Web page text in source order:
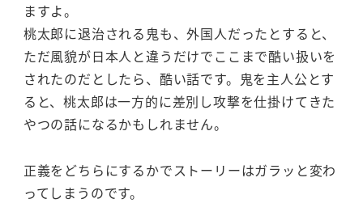
ますよ。
桃太郎に退治される鬼も、外国人だったとすると、
ただ風貌が日本人と違うだけでここまで酷い扱いを
されたのだとしたら、酷い話です。鬼を主人公とす
ると、桃太郎は一方的に差別し攻撃を仕掛けてきた
やつの話になるかもしれません。
正義をどちらにするかでストーリーはガラッと変わ
ってしまうのです。